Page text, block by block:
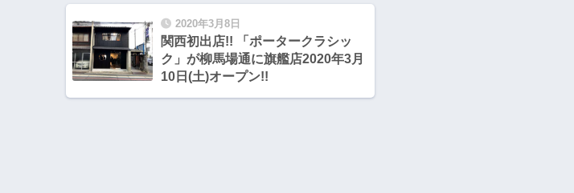
2020年3月8日
関西初出店!! 「ポータークラシッ
ク」が柳馬場通に旗艦店2020年3月
10日(土)オープン!!